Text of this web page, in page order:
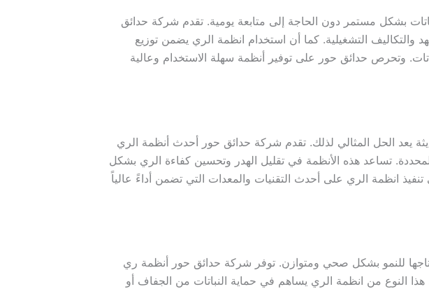
بشكل مستمر دون الحاجة إلى متابعة يومية. تقدم شركة حدائق
والتكاليف التشغيلية. كما أن استخدام انظمة الري يضمن توزيع
وتحرص حدائق حور على توفير أنظمة سهلة الاستخدام وعالية
يعد الحل المثالي لذلك. تقدم شركة حدائق حور أحدث أنظمة الري
تساعد هذه الأنظمة في تقليل الهدر وتحسين كفاءة الري بشكل
انظمة الري على أحدث التقنيات والمعدات التي تضمن أداءً عالياً
تحتاجها للنمو بشكل صحي ومتوازن. توفر شركة حدائق حور أنظمة ري
النوع من انظمة الري يساهم في حماية النباتات من الجفاف أو